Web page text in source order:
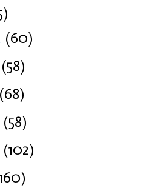
(60)
(58)
(68)
(58)
(102)